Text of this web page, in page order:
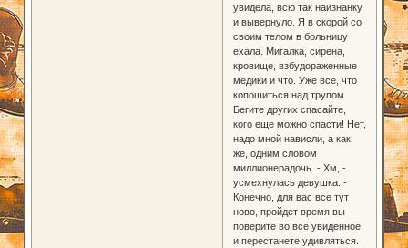
увидела, всю так наизнанку
и вывернуло. Я в скорой со
своим телом в больницу
ехала. Мигалка, сирена,
кровище, взбудораженные
медики и что. Уже все, что
копошиться над трупом.
Бегите других спасайте,
кого еще можно спасти! Нет,
надо мной нависли, а как
же, одним словом
миллионерадочь. - Хм, -
усмехнулась девушка. -
Конечно, для вас все тут
ново, пройдет время вы
поверите во все увиденное
и перестанете удивляться.